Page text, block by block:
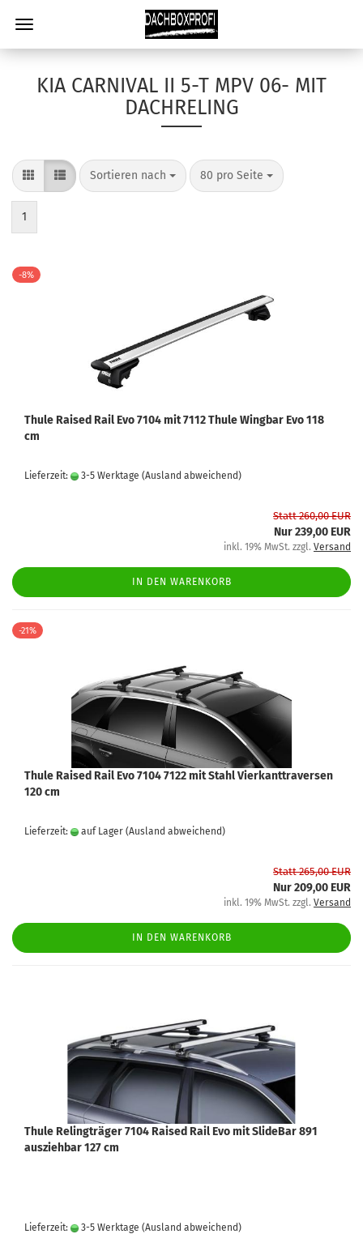
KIA CARNIVAL II 5-T MPV 06- MIT
DACHRELING
Sortieren nach 80 pro Seite
1
-8%
Thule Raised Rail Evo 7104 mit 7112 Thule Wingbar Evo 118
cm
Lieferzeit: 3-5 Werktage (Ausland abweichend)
Statt 260,00 EUR
Nur 239,00 EUR
inkl. 19% MwSt. zzgl. Versand
IN DEN WARENKORB
-21%
Thule Raised Rail Evo 7104 7122 mit Stahl Vierkanttraversen
120 cm
Lieferzeit: auf Lager (Ausland abweichend)
Statt 265,00 EUR
Nur 209,00 EUR
inkl. 19% MwSt. zzgl. Versand
IN DEN WARENKORB
Thule Relingträger 7104 Raised Rail Evo mit SlideBar 891
ausziehbar 127 cm
Lieferzeit: 3-5 Werktage (Ausland abweichend)